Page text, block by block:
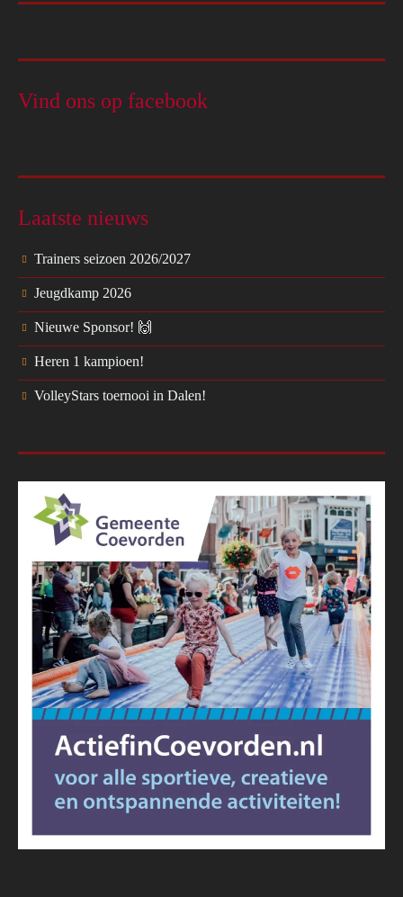
Vind ons op facebook
Laatste nieuws
Trainers seizoen 2026/2027
Jeugdkamp 2026
Nieuwe Sponsor! 🙌
Heren 1 kampioen!
VolleyStars toernooi in Dalen!